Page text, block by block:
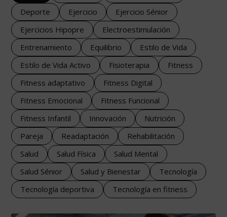
Deporte
Ejercicio
Ejercicio Sénior
Ejercicios Hipopre
Electroestimulación
Entrenamiento
Equilibrio
Estilo de Vida
Estilo de Vida Activo
Fisioterapia
Fitness
Fitness adaptativo
Fitness Digital
Fitness Emocional
Fitness Funcional
Fitness Infantil
Innovación
Nutrición
Pareja
Readaptación
Rehabilitación
Salud
Salud Física
Salud Mental
Salud Sénior
Salud y Bienestar
Tecnología
Tecnología deportiva
Tecnología en fitness